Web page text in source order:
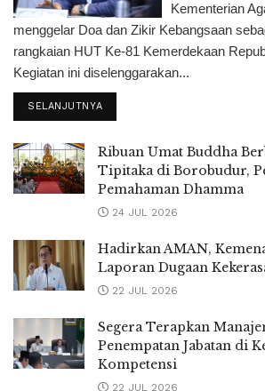
Kementerian
menggelar Doa dan Zikir Kebangsaan
rangkaian HUT Ke-81 Kemerdekaan
Kegiatan ini diselenggarakan...
SELANJUTNYA
Ribuan Umat Buddha
Tipitaka di Borobudur,
Pemahaman Dhamma
24 JUL 2026
Hadirkan AMAN,
Laporan Dugaan
22 JUL 2026
Segera Terapkan
Penempatan Jabatan di
Kompetensi
22 JUL 2026